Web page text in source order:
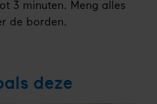
3 minuten. Meng alles
de borden.
deze